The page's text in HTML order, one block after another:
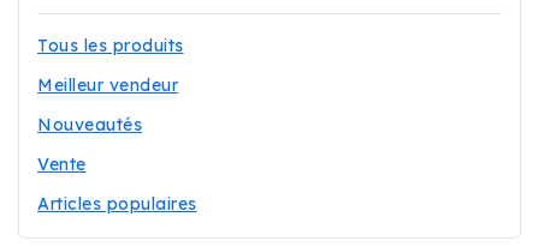
Tous les produits
Meilleur vendeur
Nouveautés
Vente
Articles populaires